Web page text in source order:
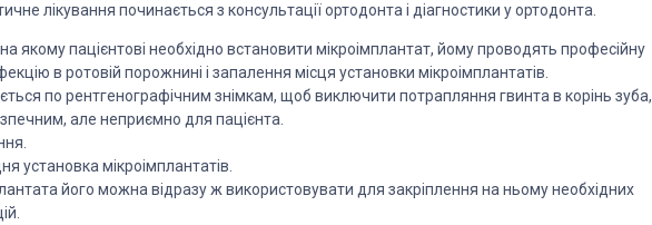
лікування починається з консультації ортодонта і діагностики у ортодонта.
якому пацієнтові необхідно встановити мікроімплантат, йому проводять професійну
в ротовій порожнині і запалення місця установки мікроімплантатів.
по рентгенографічним знімкам, щоб виключити потрапляння гвинта в корінь зуба,
але неприємно для пацієнта.
установка мікроімплантатів.
його можна відразу ж використовувати для закріплення на ньому необхідних